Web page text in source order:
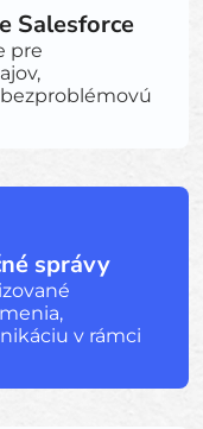
Salesforce
pre
správy
v rámci